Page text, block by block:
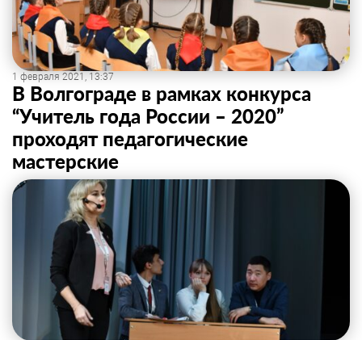
1 февраля 2021, 13:37
В Волгограде в рамках конкурса
“Учитель года России – 2020”
проходят педагогические
мастерские